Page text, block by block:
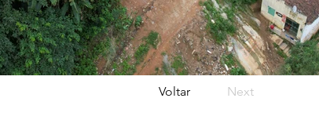
Voltar Next